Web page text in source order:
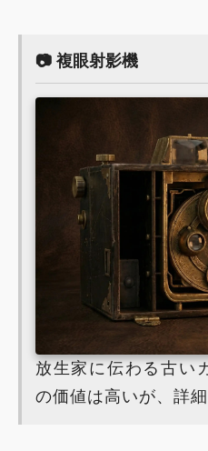
📷 複眼射影機
放生家に伝わる古い
の価値は高いが、詳